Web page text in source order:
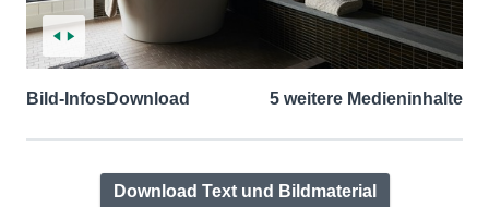
Bild-InfosDownload 5 weitere Medieninhalte
Download Text und Bildmaterial